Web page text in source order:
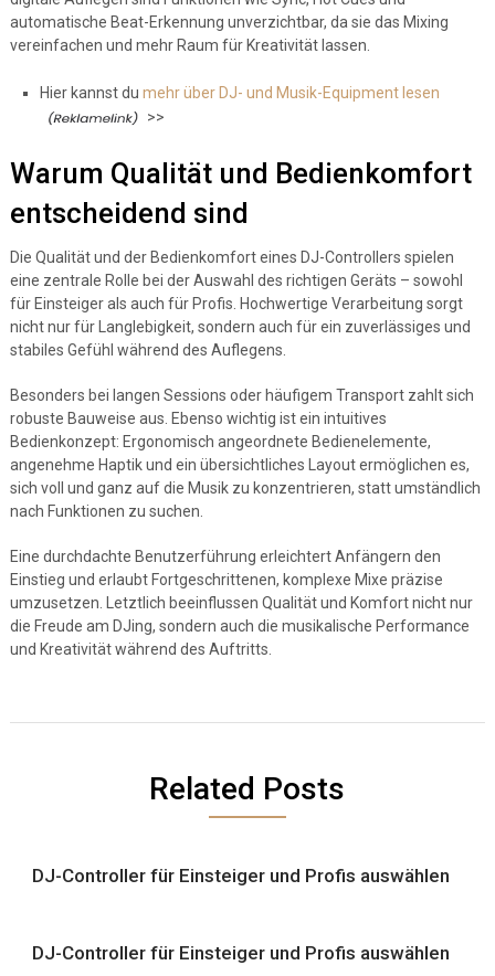
automatische Beat-Erkennung unverzichtbar, da sie das Mixing
vereinfachen und mehr Raum für Kreativität lassen.
Hier kannst du mehr über DJ- und Musik-Equipment lesen
>>
Warum Qualität und Bedienkomfort
entscheidend sind
Die Qualität und der Bedienkomfort eines DJ-Controllers spielen
eine zentrale Rolle bei der Auswahl des richtigen Geräts – sowohl
für Einsteiger als auch für Profis. Hochwertige Verarbeitung sorgt
nicht nur für Langlebigkeit, sondern auch für ein zuverlässiges und
stabiles Gefühl während des Auflegens.
Besonders bei langen Sessions oder häufigem Transport zahlt sich
robuste Bauweise aus. Ebenso wichtig ist ein intuitives
Bedienkonzept: Ergonomisch angeordnete Bedienelemente,
angenehme Haptik und ein übersichtliches Layout ermöglichen es,
sich voll und ganz auf die Musik zu konzentrieren, statt umständlich
nach Funktionen zu suchen.
Eine durchdachte Benutzerführung erleichtert Anfängern den
Einstieg und erlaubt Fortgeschrittenen, komplexe Mixe präzise
umzusetzen. Letztlich beeinflussen Qualität und Komfort nicht nur
die Freude am DJing, sondern auch die musikalische Performance
und Kreativität während des Auftritts.
Related Posts
DJ-Controller für Einsteiger und Profis auswählen
DJ-Controller für Einsteiger und Profis auswählen